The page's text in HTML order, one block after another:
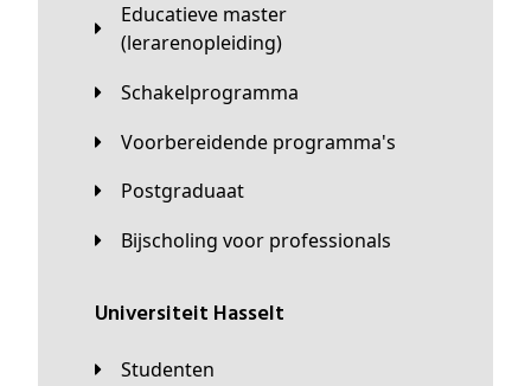
Educatieve master
(lerarenopleiding)
Schakelprogramma
Voorbereidende programma's
Postgraduaat
Bijscholing voor professionals
universiteit Hasselt
Studenten